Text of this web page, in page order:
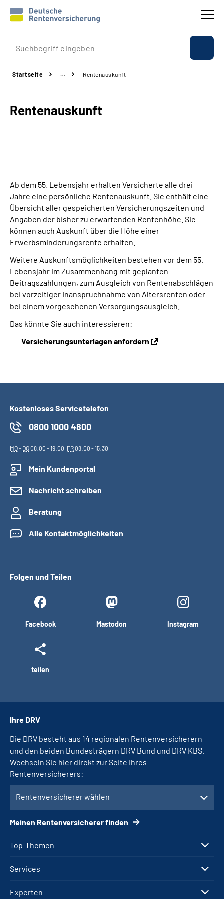
Prävention
Rente
Über uns & Presse
Online-Services
Language
Inhalte in Gebärdensprache (DGS)
Leichte Sprache
Startseite … Rentenauskunft
Rentenauskunft
Ab dem 55. Lebensjahr erhalten Versicherte alle drei
Jahre eine persönliche Rentenauskunft. Sie enthält eine
Übersicht aller gespeicherten Versicherungszeiten und
Angaben der bisher zu erwartenden Rentenhöhe. Sie
können auch Auskunft über die Höhe einer
Erwerbsminderungsrente erhalten.
Weitere Auskunftsmöglichkeiten bestehen vor dem 55.
Lebensjahr im Zusammenhang mit geplanten
Beitragszahlungen, zum Ausgleich von Rentenabschlägen
bei vorzeitiger Inanspruchnahme von Altersrenten oder
bei einem vorgesehenen Versorgungsausgleich.
Das könnte Sie auch interessieren:
Versicherungsunterlagen anfordern
Kostenloses Servicetelefon
0800 1000 4800
MO- DO08:00 - 19:00, FR08:00 - 15:30
Mein Kundenportal
Nachricht schreiben
Beratung
Alle Kontaktmöglichkeiten
Folgen und Teilen
Facebook Mastodon Instagram
teilen
Top-Themen
Services
Experten
Ihre DRV
Die DRV besteht aus 14 regionalen Rentenversicherern
und den beiden Bundesträgern DRV Bund und DRV KBS.
Wechseln Sie hier direkt zur Seite Ihres
Rentenversicherers:
Rentenversicherer wählen
Meinen Rentenversicherer finden